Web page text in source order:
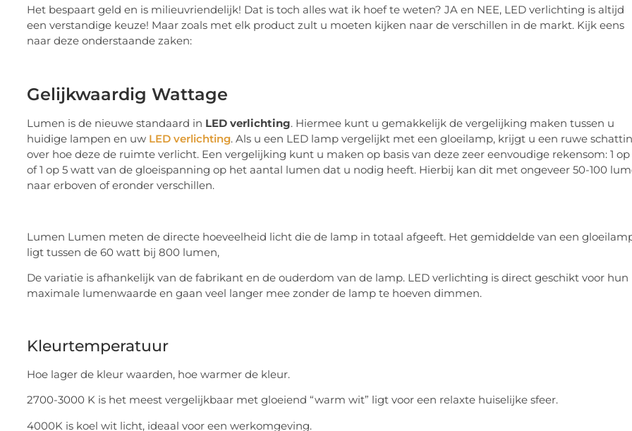
Het bespaart geld en is milieuvriendelijk! Dat is toch alles wat ik hoef te weten? JA en NEE, LED verlichting is altijd
een verstandige keuze! Maar zoals met elk product zult u moeten kijken naar de verschillen in de markt. Kijk eens
naar deze onderstaande zaken:
Gelijkwaardig Wattage
Lumen is de nieuwe standaard in LED verlichting. Hiermee kunt u ​​gemakkelijk de vergelijking maken tussen u
huidige lampen en uw LED verlichting. Als u een LED lamp vergelijkt met een gloeilamp, krijgt u een ruwe
over hoe deze de ruimte verlicht. Een vergelijking kunt u maken op basis van deze zeer eenvoudige rekensom: 1
of 1 op 5 watt van de gloeispanning op het aantal lumen dat u nodig heeft. Hierbij kan dit met ongeveer 50-100
naar erboven of eronder verschillen.
Lumen Lumen meten de directe hoeveelheid licht die de lamp in totaal afgeeft. Het gemiddelde van een
ligt tussen de 60 watt bij 800 lumen,
De variatie is afhankelijk van de fabrikant en de ouderdom van de lamp. LED verlichting is direct geschikt voor hun
maximale lumenwaarde en gaan veel langer mee zonder de lamp te hoeven dimmen.
Kleurtemperatuur
Hoe lager de kleur waarden, hoe warmer de kleur.
2700-3000 K is het meest vergelijkbaar met gloeiend “warm wit” ligt voor een relaxte huiselijke sfeer.
4000K is koel wit licht, ideaal voor een werkomgeving.